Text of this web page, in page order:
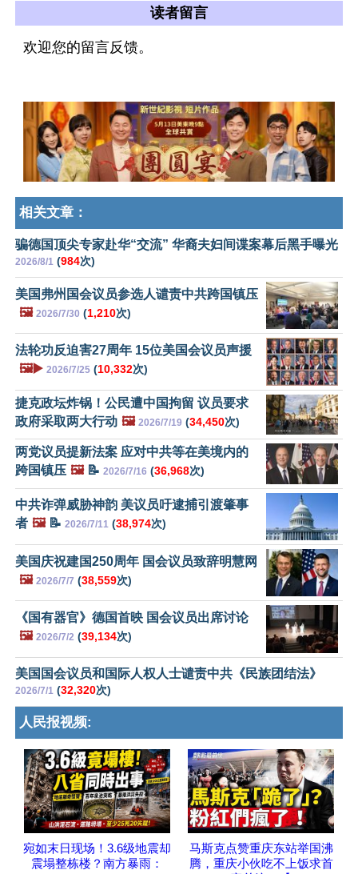
读者留言
欢迎您的留言反馈。
相关文章：
骗德国顶尖专家赴华“交流” 华裔夫妇间谍案幕后黑手曝光
2026/8/1 (984次)
美国弗州国会议员参选人谴责中共跨国镇压
🖼️ 2026/7/30 (1,210次)
法轮功反迫害27周年 15位美国会议员声援
🖼️▶️ 2026/7/25 (10,332次)
捷克政坛炸锅！公民遭中国拘留 议员要求
政府采取两大行动 🖼️ 2026/7/19 (34,450次)
两党议员提新法案 应对中共等在美境内的
跨国镇压 🖼️📝 2026/7/16 (36,968次)
中共诈弹威胁神韵 美议员吁逮捕引渡肇事
者 🖼️📝 2026/7/11 (38,974次)
美国庆祝建国250周年 国会议员致辞明慧网
🖼️ 2026/7/7 (38,559次)
《国有器官》德国首映 国会议员出席讨论
🖼️ 2026/7/2 (39,134次)
美国国会议员和国际人权人士谴责中共《民族团结法》
2026/7/1 (32,320次)
人民报视频:
宛如末日现场！3.6级地震却
震塌整栋楼？南方暴雨：
马斯克点赞重庆东站举国沸
腾，重庆小伙吃不上饭求首